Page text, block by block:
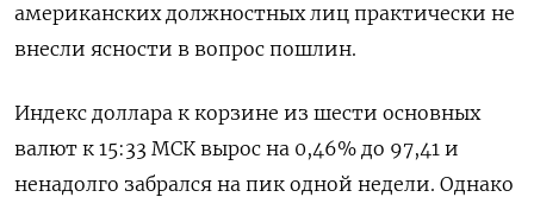
американских должностных лиц практически не
внесли ясности в вопрос пошлин.
Индекс доллара к корзине из шести основных
валют к 15:33 МСК вырос на 0,46% до 97,41​ и
ненадолго забрался на пик одной недели. Однако